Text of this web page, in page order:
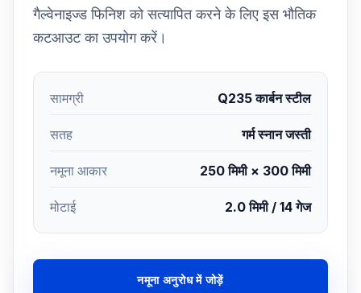
गैल्वेनाइज्ड फिनिश को सत्यापित करने के लिए इस भौतिक
कटआउट का उपयोग करें।
सामग्री Q235 कार्बन स्टील
सतह गर्म स्नान जस्ती
नमूना आकार 250 मिमी × 300 मिमी
मोटाई 2.0 मिमी / 14 गेज
नमूना अनुरोध में जोड़ें